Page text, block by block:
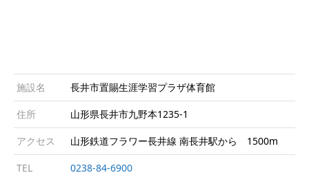
施設名 長井市置賜生涯学習プラザ体育館
住所 山形県長井市九野本1235-1
アクセス 山形鉄道フラワー長井線 南長井駅から 1500m
TEL 0238-84-6900